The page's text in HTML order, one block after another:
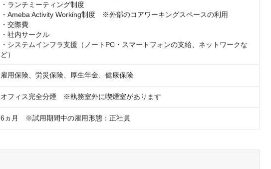
・ランチミーティング制度
・Ameba Activity Working制度　※外部のコアワーキングスペースの利用
・交際費
・社内サークル
・システムインフラ支援（ノートPC・スマートフォンの支給、ネットワークな
ど）
雇用保険、労災保険、厚生年金、健康保険
オフィス完全分煙　※執務室外に喫煙室があります
6ヵ月　※試用期間中の雇用形態：正社員